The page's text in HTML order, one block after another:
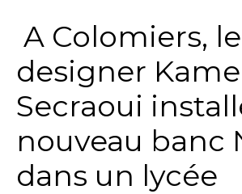
A Colomiers, le
designer
Secraoui
nouveau banc
dans un lycée